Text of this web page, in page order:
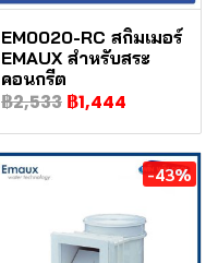
EM0020-RC สกิมเมอร์
EMAUX สำหรับสระ
คอนกรีต
฿2,533 ฿1,444
-43%